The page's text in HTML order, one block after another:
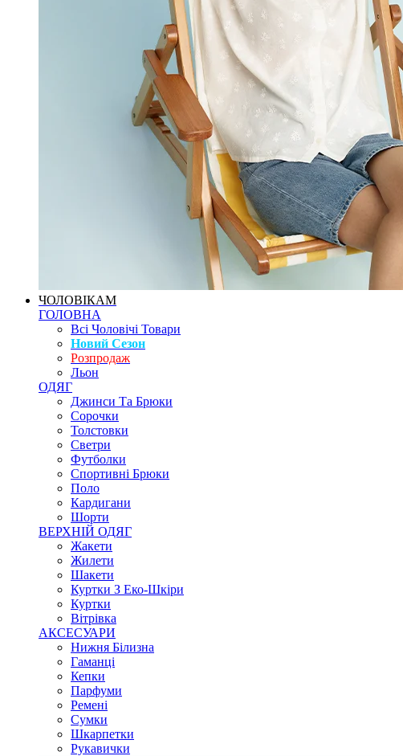
ЧОЛОВІКАМ
ГОЛОВНА
Всі Чоловічі Товари
Новий Сезон
Розпродаж
Льон
ОДЯГ
Джинси Та Брюки
Сорочки
Толстовки
Светри
Футболки
Спортивні Брюки
Поло
Кардигани
Шорти
ВЕРХНІЙ ОДЯГ
Жакети
Жилети
Шакети
Куртки З Еко-Шкіри
Куртки
Вітрівка
АКСЕСУАРИ
Нижня Білизна
Гаманці
Кепки
Парфуми
Ремені
Сумки
Шкарпетки
Рукавички